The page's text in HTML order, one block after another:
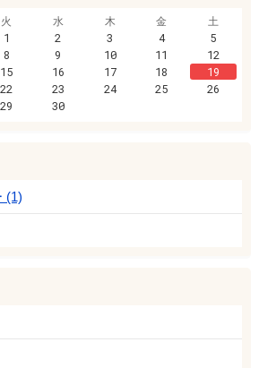
火 水 木 金
土
1
2 3 4
5
8 9 10 11
12
15 16 17 18
19
22 23 24 25
26
29 30
(1)